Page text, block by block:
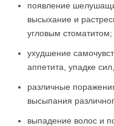
появление
высыхание и
угловым стоматитом;
ухудшение
аппетита, упадке
различные
высыпания
выпадение волос и